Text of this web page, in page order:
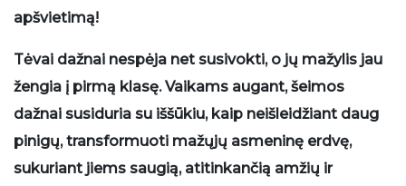
apšvietimą!
Tėvai dažnai nespėja net susivokti, o jų mažylis jau
žengia į pirmą klasę. Vaikams augant, šeimos
dažnai susiduria su iššūkiu, kaip neišleidžiant daug
pinigų, transformuoti mažųjų asmeninę erdvę,
sukuriant jiems saugią, atitinkančią amžių ir